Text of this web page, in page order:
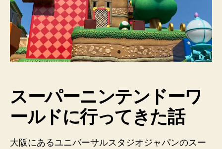
スーパーニンテンドーワ
ールドに行ってきた話
大阪にあるユニバーサルスタジオジャパンのスー